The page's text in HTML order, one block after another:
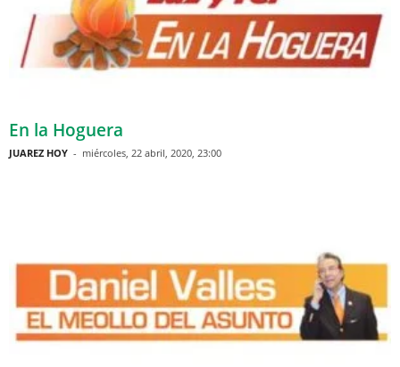
En la Hoguera
JUAREZ HOY - miércoles, 22 abril, 2020, 23:00